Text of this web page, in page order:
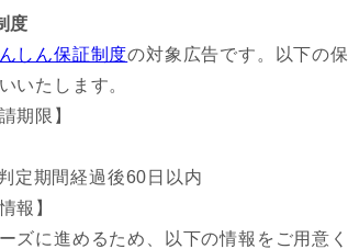
度
しん保証制度の対象広告です。以下の
いたします。
期限】
定期間経過後60日以内
報】
ズに進めるため、以下の情報をご用意く